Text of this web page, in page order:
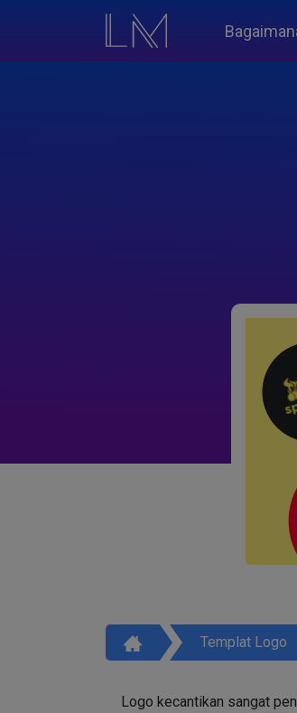
Templat Logo
Logo kecantikan sangat